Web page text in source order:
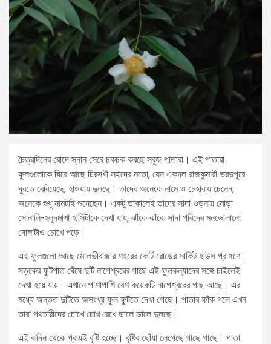
চৈত্রদিনের রোদে স্নান সেরে চকচক করছে সবুজ পাতারা। এই পাতারা
ফুলগুলোকে ঘিরে আছে চিরসখী সইদের মতো, যেন একদল রাজকুমারী ভরদুপুরে
ঘুরতে বেরিয়েছে, হাওয়ায় দুলছে। তাদের অনেকে নামে ও চেহারায় চেনেন,
অনেকে শুধু নামটাই শুনেছেন। একটু তাকালেই তাদের সাদা ওড়নায় মোড়া
সোনালি-হলুদমাখা হাসিটাকে দেখা যায়, ঝাঁকে ঝাঁকে সাদা পরিদের মনভোলানো
দোলাটাও চোখে পড়ে।
এই ফুলগুলো আছে মৌলভীবাজার শহরের কোর্ট রোডের সার্কিট হাউস প্রাঙ্গণে।
সড়কের ফুটপাত ঘেঁষে দুটি নাগেশ্বরের গাছে এই ফুলকন্যাদের সঙ্গে চাইলেই
দেখা হয়ে যায়। এখানে পাশাপাশি বেশ কয়েকটি নাগেশ্বরের গাছ আছে। এর
মধ্যে অন্তত দুটিতে অসংখ্য ফুল ফুটতে দেখা গেছে। পাতার ফাঁক গলে এখন
তারা পথচারীদের চোখে চোখ রেখে ডালে ডালে দুলছে।
এই কদিন থেকে প্রায়ই বৃষ্টি হচ্ছে। বৃষ্টির ছোঁয়া লেগেছে গাছে গাছে। পাতা